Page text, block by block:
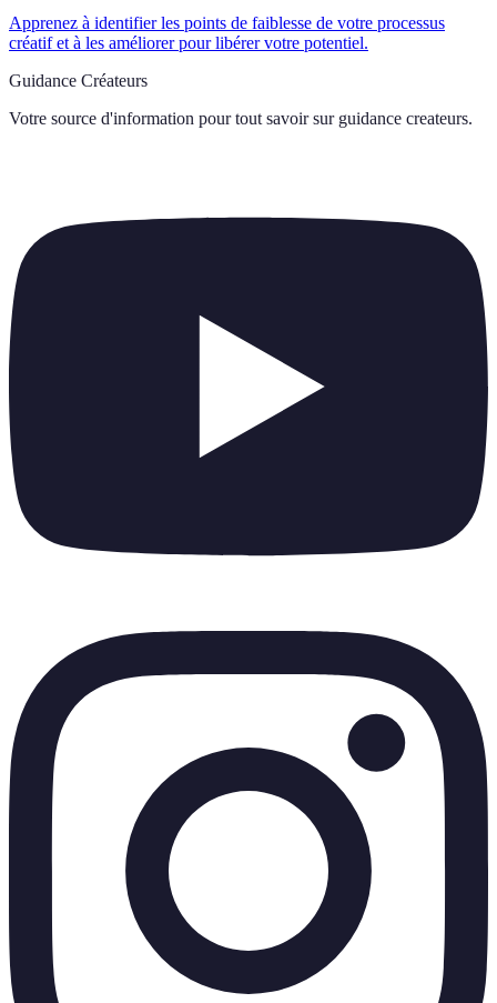
Apprenez à identifier les points de faiblesse de votre processus
créatif et à les améliorer pour libérer votre potentiel.
Guidance Créateurs
Votre source d'information pour tout savoir sur guidance createurs.